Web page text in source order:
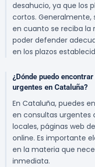
desahucio, ya que los
cortos. Generalmente,
en cuanto se reciba la
poder defender
en los plazos
¿Dónde puedo
urgentes en Cataluña?
En Cataluña, puedes
en consultas urgentes
locales, páginas web
online. Es importante
en la materia que
inmediata.